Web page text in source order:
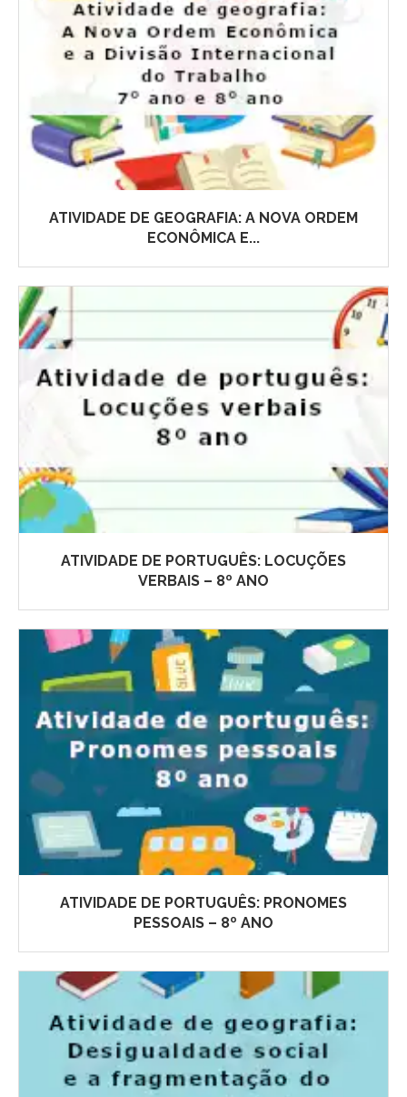
ATIVIDADE DE GEOGRAFIA: A NOVA ORDEM
ECONÔMICA E...
ATIVIDADE DE PORTUGUÊS: LOCUÇÕES
VERBAIS – 8º ANO
ATIVIDADE DE PORTUGUÊS: PRONOMES
PESSOAIS – 8º ANO